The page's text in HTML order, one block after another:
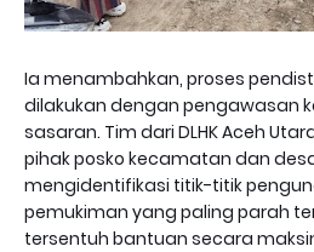
Ia menambahkan, proses
dilakukan dengan pengawasan
sasaran. Tim dari DLHK Aceh
pihak posko kecamatan dan
mengidentifikasi titik-titik
pemukiman yang paling parah
tersentuh bantuan secara